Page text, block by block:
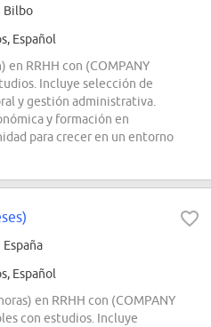
Bilbo
Español
en RRHH con (COMPANY
Incluye selección de
y gestión administrativa.
y formación en
para crecer en un entorno
España
Español
en RRHH con (COMPANY
con estudios. Incluye